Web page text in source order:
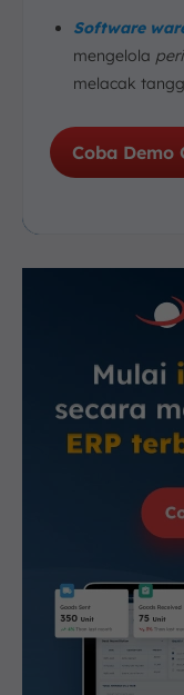
Software
mengelola
melacak
Coba Demo